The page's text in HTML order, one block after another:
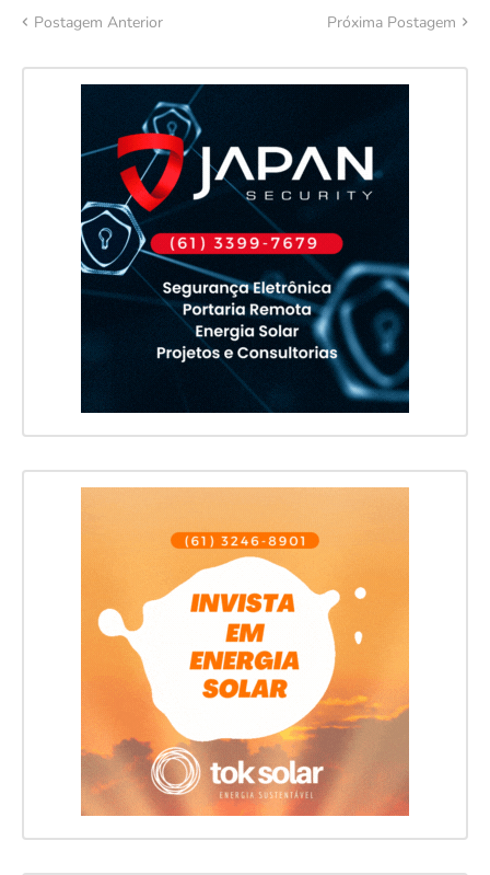
Postagem Anterior Próxima Postagem